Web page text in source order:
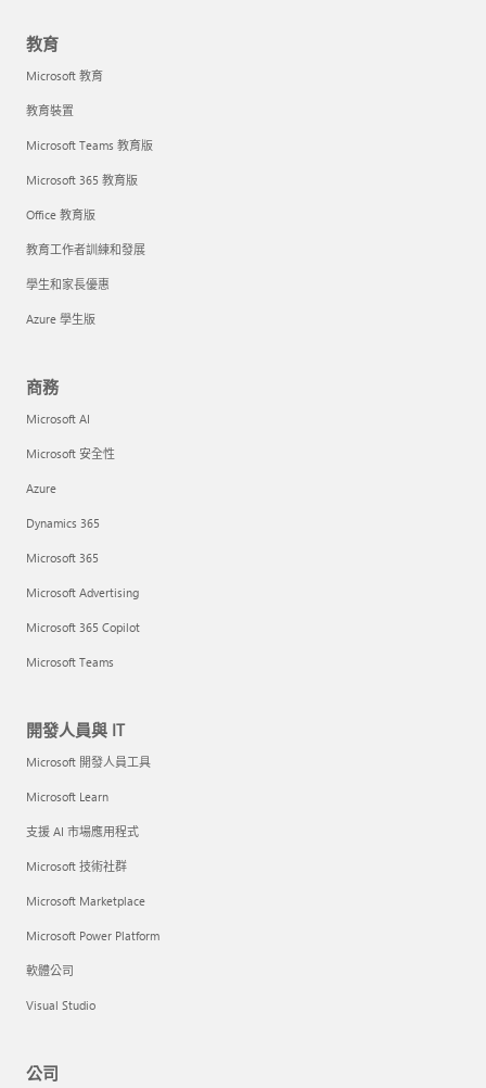
教育
Microsoft 教育
教育裝置
Microsoft Teams 教育版
Microsoft 365 教育版
Office 教育版
教育工作者訓練和發展
學生和家長優惠
Azure 學生版
商務
Microsoft AI
Microsoft 安全性
Azure
Dynamics 365
Microsoft 365
Microsoft Advertising
Microsoft 365 Copilot
Microsoft Teams
開發人員與 IT
Microsoft 開發人員工具
Microsoft Learn
支援 AI 市場應用程式
Microsoft 技術社群
Microsoft Marketplace
Microsoft Power Platform
軟體公司
Visual Studio
公司